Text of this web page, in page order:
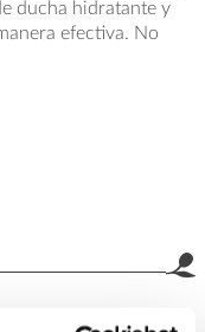
ducha hidratante y
efectiva. No